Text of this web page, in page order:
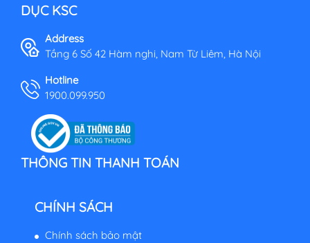
DỤC KSC
Address
Tầng 6 Số 42 Hàm nghi, Nam Từ Liêm, Hà Nội
Hotline
1900.099.950
THÔNG TIN THANH TOÁN
CHÍNH SÁCH
Chính sách bảo mật